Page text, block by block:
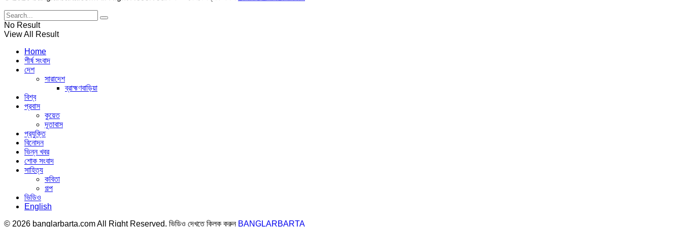
No Result
View All Result
Home
শীর্ষ সংবাদ
দেশ
সারাদেশ
ব্রাহ্মণবাড়িয়া
বিশ্ব
প্রবাস
কুয়েত
দূতাবাস
প্রযুক্তি
বিনোদন
ভিন্ন খবর
শোক সংবাদ
সাহিত্য
কবিতা
গল্প
ভিডিও
English
© 2026 banglarbarta.com All Right Reserved. ভিডিও দেখতে ক্লিক করুন BANGLARBARTA